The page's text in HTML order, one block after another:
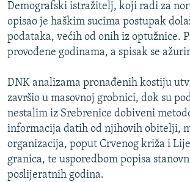
Demografski istražitelj, koji radi za
opisao je haškim sucima postupak
podataka, većih od onih iz optužnice.
provođene godinama, a spisak se
DNK analizama pronađenih kostiju
završio u masovnoj grobnici, dok su
nestalim iz Srebrenice dobiveni
informacija datih od njihovih obitelji,
organizacija, poput Crvenog križa i
granica, te usporedbom popisa
poslijeratnih godina.